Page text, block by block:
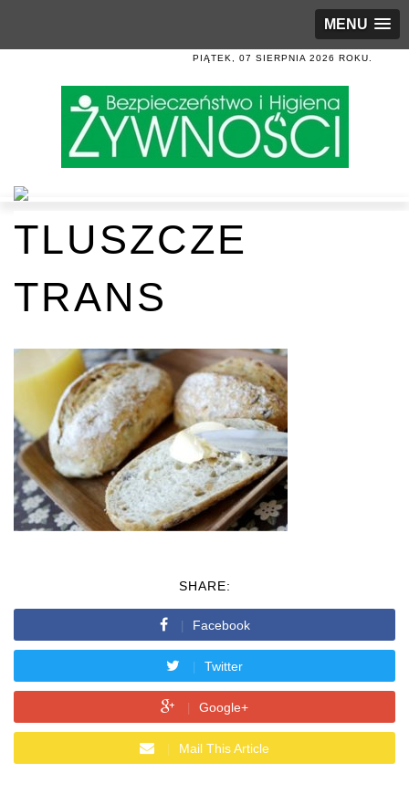
MENU
PIĄTEK, 07 SIERPNIA 2026 ROKU.
TLUSZCZE
TRANS
SHARE:
Facebook
Twitter
Google+
Mail This Article